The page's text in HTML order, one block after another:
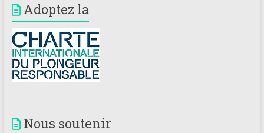
Adoptez la
Nous soutenir